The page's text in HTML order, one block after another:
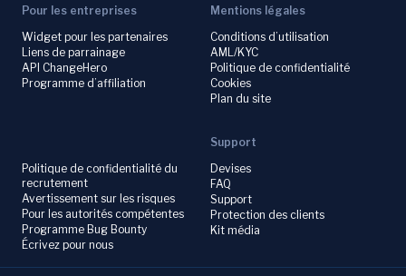
Pour les entreprises
Widget pour les partenaires
Liens de parrainage
API ChangeHero
Programme d’affiliation
Mentions légales
Conditions d’utilisation
AML/KYC
Politique de confidentialité
Cookies
Plan du site
Politique de confidentialité du
recrutement
Avertissement sur les risques
Pour les autorités compétentes
Programme Bug Bounty
Écrivez pour nous
Support
Devises
FAQ
Support
Protection des clients
Kit média